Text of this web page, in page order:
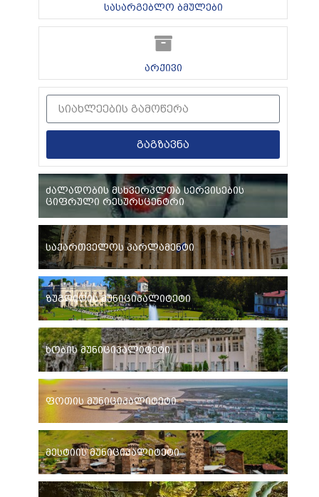
სასარგებლო ბმულები
არქივი
გაგზავნა
ძალადობის მსხვერპლთა სერვისების
ციფრული რესურსცენტრი
საქართველოს პარლამენტი
ზუგდიდის მუნიციპალიტეტი
ხობის მუნიციპალიტეტი
ფოთის მუნიციპალიტეტი
მესტიის მუნიციპალიტეტი